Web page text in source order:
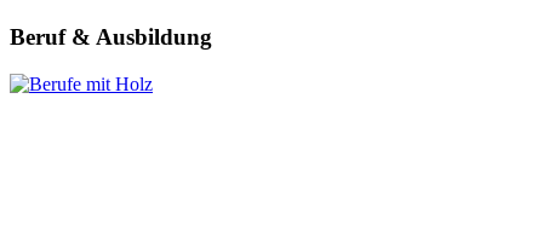
Beruf & Ausbildung